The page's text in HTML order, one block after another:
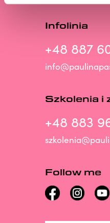
Infolinia
+48 887
Szkolenia i
+48 883
Follow me